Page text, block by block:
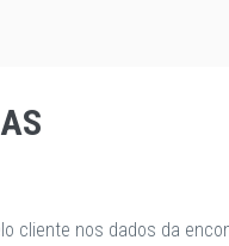
cliente nos dados da